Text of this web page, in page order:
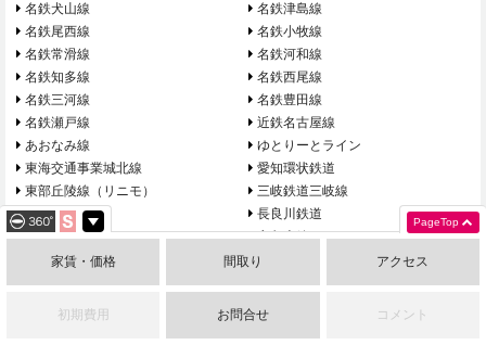
名鉄犬山線
名鉄津島線
名鉄尾西線
名鉄小牧線
名鉄常滑線
名鉄河和線
名鉄知多線
名鉄西尾線
名鉄三河線
名鉄豊田線
名鉄瀬戸線
近鉄名古屋線
あおなみ線
ゆとりーとライン
東海交通事業城北線
愛知環状鉄道
東部丘陵線（リニモ）
三岐鉄道三岐線
名鉄羽島線
長良川鉄道
東京都大田区
京急本線
神奈川県横浜市金沢区
金沢シーサイドライン
埼玉県草加市
東部鉄道伊勢崎線
山梨県北杜市
家賃・価格 間取り アクセス
初期費用 お問合せ コメント
PageTop